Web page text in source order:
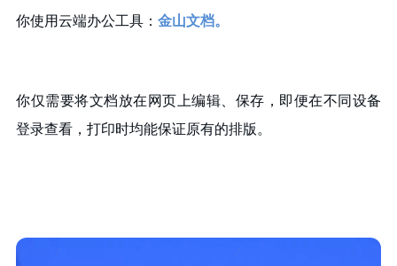
你使用云端办公工具： 金山文档。
你仅需要将文档放在网页上编辑、保存，即便在不同设备
登录查看，打印时均能保证原有的排版。